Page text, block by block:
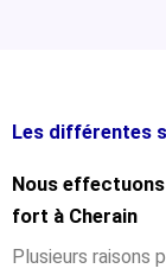
Les différentes
Nous
fort à Cherain
Plusieurs raisons